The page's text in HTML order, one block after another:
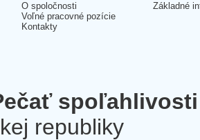
O spoločnosti
Voľné pracovné pozície
Kontakty
Základné
spoľahlivosti
republiky